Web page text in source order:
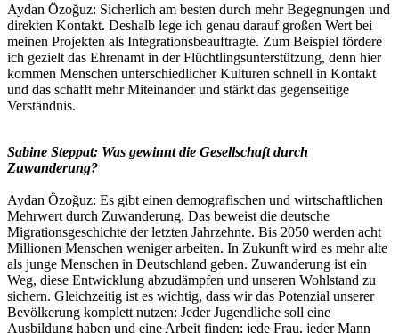
Aydan Özoğuz: Sicherlich am besten durch mehr Begegnungen und
direkten Kontakt. Deshalb lege ich genau darauf großen Wert bei
meinen Projekten als Integrationsbeauftragte. Zum Beispiel fördere
ich gezielt das Ehrenamt in der Flüchtlingsunterstützung, denn hier
kommen Menschen unterschiedlicher Kulturen schnell in Kontakt
und das schafft mehr Miteinander und stärkt das gegenseitige
Verständnis.
Sabine Steppat: Was gewinnt die Gesellschaft durch
Zuwanderung?
Aydan Özoğuz: Es gibt einen demografischen und wirtschaftlichen
Mehrwert durch Zuwanderung. Das beweist die deutsche
Migrationsgeschichte der letzten Jahrzehnte. Bis 2050 werden acht
Millionen Menschen weniger arbeiten. In Zukunft wird es mehr alte
als junge Menschen in Deutschland geben. Zuwanderung ist ein
Weg, diese Entwicklung abzudämpfen und unseren Wohlstand zu
sichern. Gleichzeitig ist es wichtig, dass wir das Potenzial unserer
Bevölkerung komplett nutzen: Jeder Jugendliche soll eine
Ausbildung haben und eine Arbeit finden; jede Frau, jeder Mann